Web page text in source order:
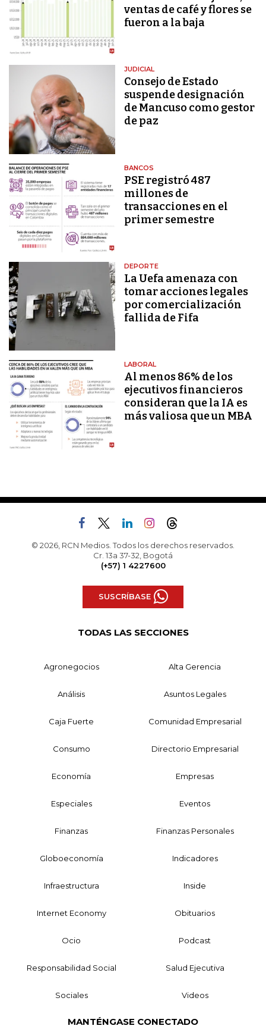
ventas de café y flores se
fueron a la baja
JUDICIAL
Consejo de Estado
suspende designación
de Mancuso como gestor
de paz
BANCOS
PSE registró 487
millones de
transacciones en el
primer semestre
DEPORTE
La Uefa amenaza con
tomar acciones legales
por comercialización
fallida de Fifa
LABORAL
Al menos 86% de los
ejecutivos financieros
consideran que la IA es
más valiosa que un MBA
© 2026, RCN Medios. Todos los derechos reservados.
Cr. 13a 37-32, Bogotá
(+57) 1 4227600
SUSCRÍBASE
TODAS LAS SECCIONES
Agronegocios Alta Gerencia
Análisis Asuntos Legales
Caja Fuerte Comunidad Empresarial
Consumo Directorio Empresarial
Economía Empresas
Especiales Eventos
Finanzas Finanzas Personales
Globoeconomía Indicadores
Infraestructura Inside
Internet Economy Obituarios
Ocio Podcast
Responsabilidad Social Salud Ejecutiva
Sociales Videos
MANTÉNGASE CONECTADO